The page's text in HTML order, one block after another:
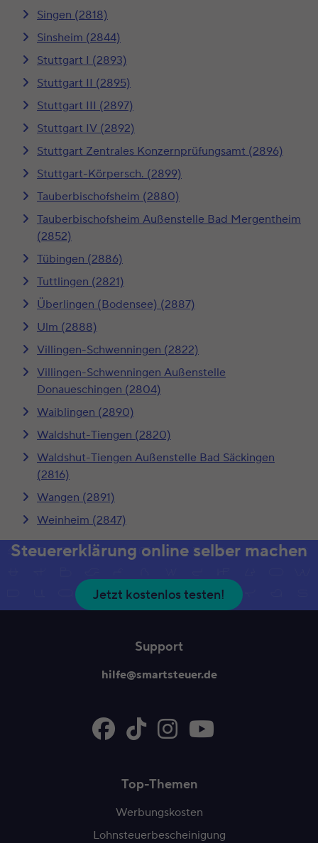
Singen (2818)
Sinsheim (2844)
Stuttgart I (2893)
Stuttgart II (2895)
Stuttgart III (2897)
Stuttgart IV (2892)
Stuttgart Zentrales Konzernprüfungsamt (2896)
Stuttgart-Körpersch. (2899)
Tauberbischofsheim (2880)
Tauberbischofsheim Außenstelle Bad Mergentheim
(2852)
Tübingen (2886)
Tuttlingen (2821)
Überlingen (Bodensee) (2887)
Ulm (2888)
Villingen-Schwenningen (2822)
Villingen-Schwenningen Außenstelle
Donaueschingen (2804)
Waiblingen (2890)
Waldshut-Tiengen (2820)
Waldshut-Tiengen Außenstelle Bad Säckingen
(2816)
Wangen (2891)
Weinheim (2847)
Steuererklärung online selber machen
Jetzt kostenlos testen!
Support
hilfe@smartsteuer.de
Top-Themen
Werbungskosten
Lohnsteuerbescheinigung